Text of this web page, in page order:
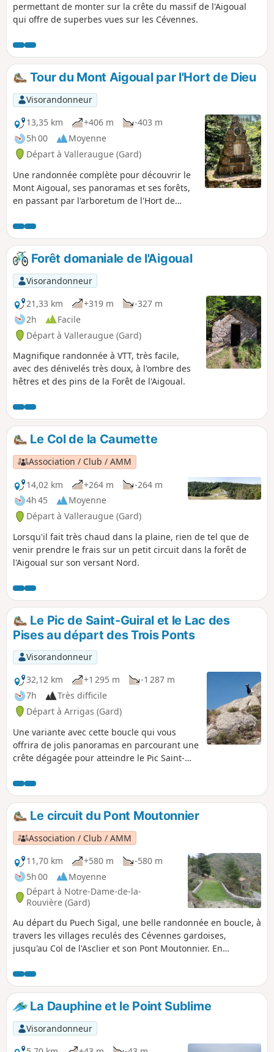
permettant de monter sur la crête du massif de l'Aigoual
qui offre de superbes vues sur les Cévennes.
Tour du Mont Aigoual par l'Hort de Dieu
Visorandonneur
13,35 km
+406 m
-403 m
5h 00
Moyenne
Départ à Valleraugue (Gard)
Une randonnée complète pour découvrir le
Mont Aigoual, ses panoramas et ses forêts,
en passant par l'arboretum de l'Hort de
alternant grands et petits chemin en forêt
mais également sentiers en milieu
ouvert.Quelque kilomètres sur piste DFCI
qui rejoint rapidement une zone plus
ombragée.
Forêt domaniale de l'Aigoual
Visorandonneur
21,33 km
+319 m
-327 m
2h
Facile
Départ à Valleraugue (Gard)
Magnifique randonnée à VTT, très facile,
avec des dénivelés très doux, à l'ombre des
hêtres et des pins de la Forêt de l'Aigoual.
Le Col de la Caumette
Association / Club / AMM
14,02 km
+264 m
-264 m
4h 45
Moyenne
Départ à Valleraugue (Gard)
Lorsqu'il fait très chaud dans la plaine, rien de tel que de
venir prendre le frais sur un petit circuit dans la forêt de
l'Aigoual sur son versant Nord.
Le Pic de Saint-Guiral et le Lac des
Pises au départ des Trois Ponts
Visorandonneur
32,12 km
+1 295 m
-1 287 m
7h
Très difficile
Départ à Arrigas (Gard)
Une variante avec cette boucle qui vous
offrira de jolis panoramas en parcourant une
crête dégagée pour atteindre le Pic Saint-
du Lac des Pises. Cette boucle part des Trois
Ponts en bordure de la D999. Attention :
cette randonnée est très longue avec un fort
dénivelé, elle est réservée à des
randonneurs très aguerris. Elle est donc
classée très difficile.
Le circuit du Pont Moutonnier
Association / Club / AMM
11,70 km
+580 m
-580 m
5h 00
Moyenne
Départ à Notre-Dame-de-la-
Rouvière (Gard)
Au départ du Puech Sigal, une belle randonnée en boucle, à
travers les villages reculés des Cévennes gardoises,
jusqu'au Col de l'Asclier et son Pont Moutonnier. En
(et l'arrivée) peut être effectué à Notre- Dame-de-la-
Rouvière.
La Dauphine et le Point Sublime
Visorandonneur